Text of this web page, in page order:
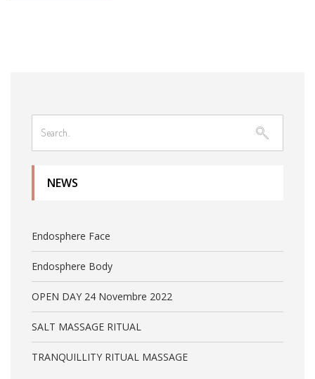
NEWS
Endosphere Face
Endosphere Body
OPEN DAY 24 Novembre 2022
SALT MASSAGE RITUAL
TRANQUILLITY RITUAL MASSAGE